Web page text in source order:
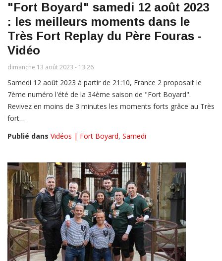
"Fort Boyard" samedi 12 août 2023
: les meilleurs moments dans le
Très Fort Replay du Père Fouras -
Vidéo
dimanche 13 août 2023 - 13:26
Samedi 12 août 2023 à partir de 21:10, France 2 proposait le
7ème numéro l'été de la 34ème saison de "Fort Boyard".
Revivez en moins de 3 minutes les moments forts grâce au Très
fort…
Publié dans Vidéos | Fort Boyard, Samedi